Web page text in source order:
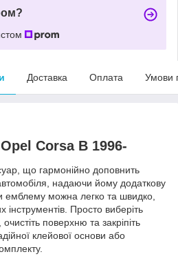
Доставка Оплата Умови
Corsa B 1996-
що гармонійно доповнить
надаючи йому додаткову
емблему можна легко та швидко,
інструментів. Просто виберіть
поверхню та закріпіть
клейової основи або